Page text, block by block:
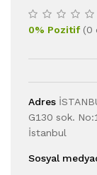
0% Pozitif(0
Adres
G130 sok.
İstanbul
Sosyal